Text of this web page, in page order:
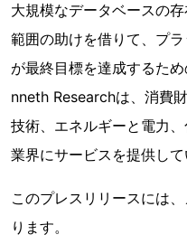
大規模なデータベースの
範囲の助けを借りて、プ
が最終目標を達成するた
nneth Researchは、消費
技術、エネルギーと電力
業界にサービスを提供して
このプレスリリースには
ります。